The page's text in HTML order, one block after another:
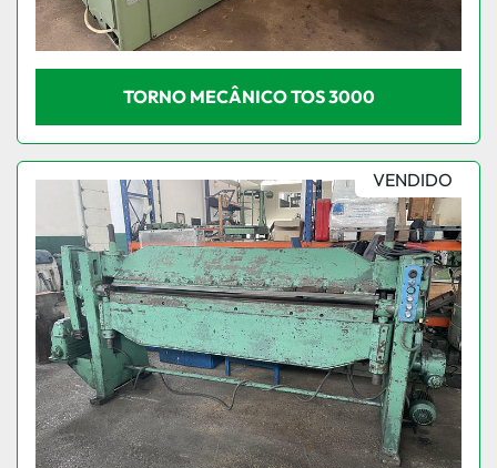
TORNO MECÂNICO TOS 3000
VENDIDO